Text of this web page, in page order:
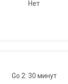
Нет
Go 2: 30 минут